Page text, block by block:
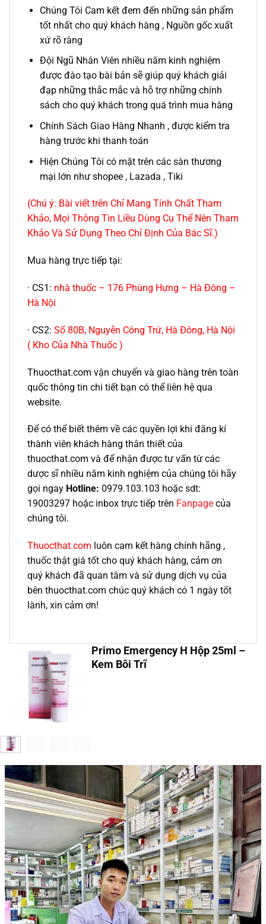
Chúng Tôi Cam kết đem đến những sản phẩm
tốt nhất cho quý khách hàng , Nguồn gốc xuất
xứ rõ ràng
Đội Ngũ Nhân Viên nhiều năm kinh nghiệm
được đào tạo bài bản sẽ giúp quý khách giải
đạp những thắc mắc và hỗ trợ những chính
sách cho quý khách trong quá trình mua hàng
Chính Sách Giao Hàng Nhanh , được kiểm tra
hàng trước khi thanh toán
Hiện Chúng Tôi có mặt trên các sàn thương
mại lớn như shopee , Lazada , Tiki
(Chú ý: Bài viết trên Chỉ Mang Tính Chất Tham
Khảo, Mọi Thông Tin Liều Dùng Cụ Thể Nên Tham
Khảo Và Sử Dụng Theo Chỉ Định Của Bác Sĩ.)
Mua hàng trực tiếp tại:
· CS1: nhà thuốc – 176 Phùng Hưng – Hà Đông –
Hà Nội
· CS2: Số 80B, Nguyễn Công Trứ, Hà Đông, Hà Nội
( Kho Của Nhà Thuốc )
Thuocthat.com vận chuyển và giao hàng trên toàn
quốc thông tin chi tiết bạn có thể liên hệ qua
website.
Để có thể biết thêm về các quyền lợi khi đăng kí
thành viên khách hàng thân thiết của
thuocthat.com và để nhận được tư vấn từ các
dược sĩ nhiều năm kinh nghiệm của chúng tôi hãy
gọi ngay Hotline: 0979.103.103 hoặc sdt:
19003297 hoặc inbox trực tiếp trên Fanpage của
chúng tôi.
Thuocthat.com luôn cam kết hàng chính hãng ,
thuốc thật giá tốt cho quý khách hàng, cảm ơn
quý khách đã quan tâm và sử dụng dịch vụ của
bên thuocthat.com chúc quý khách có 1 ngày tốt
lành, xin cảm ơn!
Primo Emergency H Hộp 25ml –
Kem Bôi Trĩ